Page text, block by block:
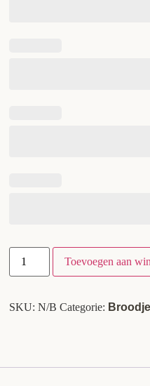
Toevoegen aan
SKU: N/B Categorie: